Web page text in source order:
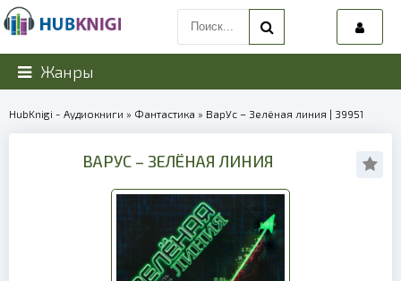
Жанры
HubKnigi - Аудиокниги » Фантастика » ВарУс – Зелёная линия | 39951
ВАРУС – ЗЕЛЁНАЯ ЛИНИЯ